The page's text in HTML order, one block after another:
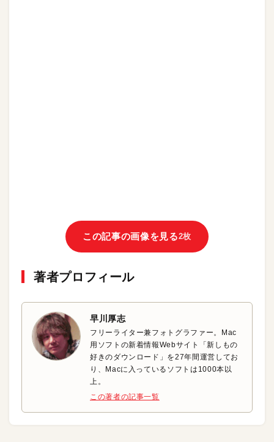
この記事の画像を見る2枚
著者プロフィール
早川厚志
フリーライター兼フォトグラファー。Mac
用ソフトの新着情報Webサイト「新しもの
好きのダウンロード」を27年間運営してお
り、Macに入っているソフトは1000本以
上。
この著者の記事一覧